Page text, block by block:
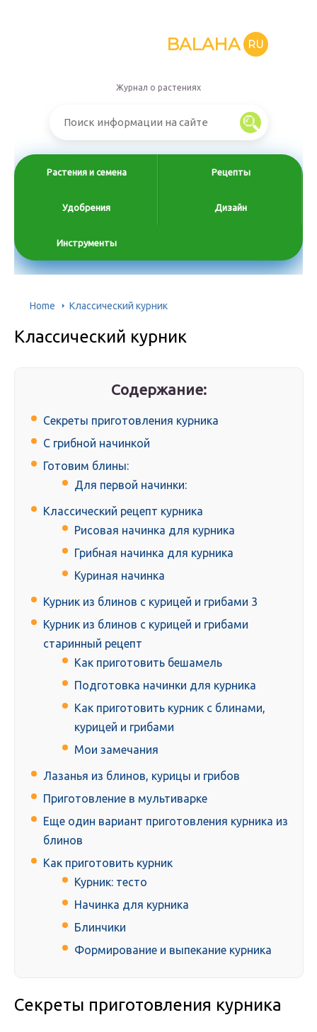
BALAHA RU
Журнал о растениях
Растения и семена Рецепты
Удобрения Дизайн
Инструменты
Home Классический курник
Классический курник
Содержание:
Секреты приготовления курника
С грибной начинкой
Готовим блины:
Для первой начинки:
Классический рецепт курника
Рисовая начинка для курника
Грибная начинка для курника
Куриная начинка
Курник из блинов с курицей и грибами 3
Курник из блинов с курицей и грибами
старинный рецепт
Как приготовить бешамель
Подготовка начинки для курника
Как приготовить курник с блинами,
курицей и грибами
Мои замечания
Лазанья из блинов, курицы и грибов
Приготовление в мультиварке
Еще один вариант приготовления курника из
блинов
Как приготовить курник
Курник: тесто
Начинка для курника
Блинчики
Формирование и выпекание курника
Секреты приготовления курника